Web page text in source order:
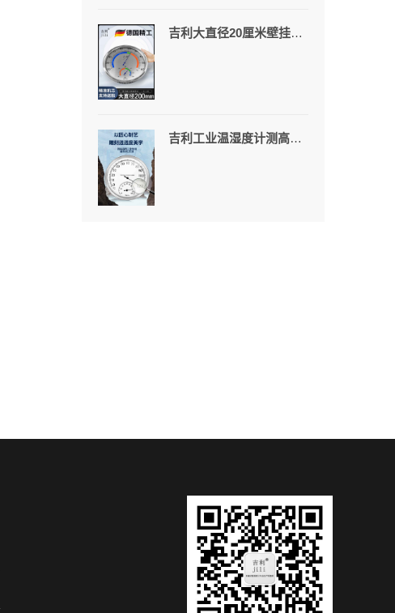
吉利大直径20厘米壁挂温湿度计仓库机房车间大棚高精度机械式干湿计
吉利工业温湿度计测高温120度桑拿房发酵箱仓库车间机房壁挂湿度计JL127高温版